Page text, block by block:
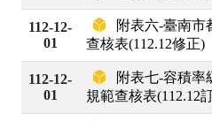
112-12-
01
附表六-臺南市
查核表(112.12修正)
112-12-
01
附表七-容積率
規範查核表(112.12